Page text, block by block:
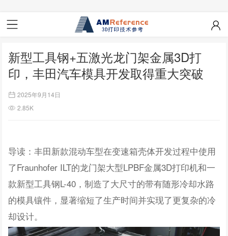
新型工具钢+五激光龙门架金属3D打
印，丰田汽车模具开发取得重大突破
2025年9月14日
2.85K
导读：丰田新款混动车型在变速箱壳体开发过程中使用
了Fraunhofer ILT的龙门架大型LPBF金属3D打印机和一
款新型工具钢L-40，制造了大尺寸的带有随形冷却水路
的模具镶件，显著缩短了生产时间并实现了更复杂的冷
却设计。